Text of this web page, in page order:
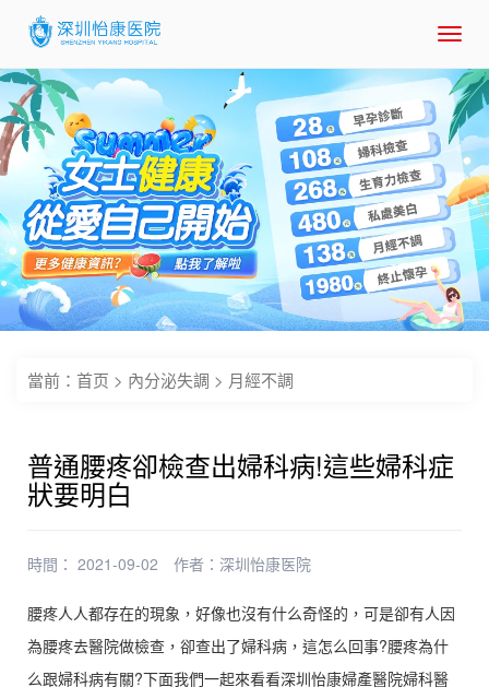
當前： 首页 > 內分泌失調 > 月經不調
普通腰疼卻檢查出婦科病!這些婦科症
狀要明白
時間： 2021-09-02 作者： 深圳怡康医院
腰疼人人都存在的現象，好像也沒有什么奇怪的，可是卻有人因
為腰疼去醫院做檢查，卻查出了婦科病，這怎么回事?腰疼為什
么跟婦科病有關?下面我們一起來看看深圳怡康婦產醫院婦科醫